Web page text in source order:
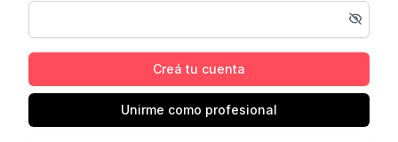
Creá tu cuenta
Unirme como profesional